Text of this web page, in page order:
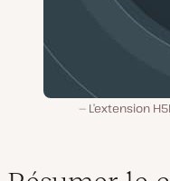
L’extension